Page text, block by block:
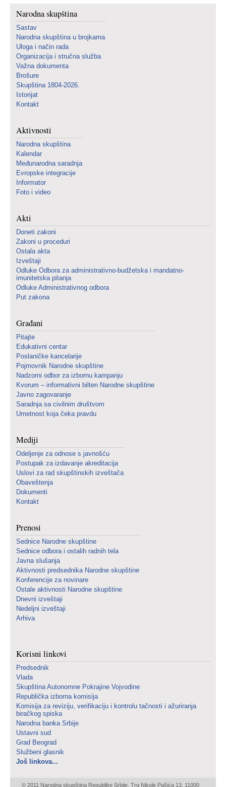
Narodna skupština
Sastav
Narodna skupština u brojkama
Uloga i način rada
Organizacija i stručna služba
Važna dokumenta
Brošure
Skupština 1804-2026.
Istorijat
Kontakt
Aktivnosti
Narodna skupština
Kalendar
Međunarodna saradnja
Evropske integracije
Informator
Foto i video
Akti
Doneti zakoni
Zakoni u proceduri
Ostala akta
Izveštaji
Odluke Odbora za administrativno-budžetska i mandatno-
imunitetska pitanja
Odluke Administrativnog odbora
Put zakona
Građani
Pitajte
Edukativni centar
Poslaničke kancelarije
Pojmovnik Narodne skupštine
Nadzorni odbor za izbornu kampanju
Kvorum – informativni bilten Narodne skupštine
Javno zagovaranje
Saradnja sa civilnim društvom
Umetnost koja čeka pravdu
Mediji
Odeljenje za odnose s javnošću
Postupak za izdavanje akreditacija
Uslovi za rad skupštinskih izveštača
Obaveštenja
Dokumenti
Kontakt
Prenosi
Sednice Narodne skupštine
Sednice odbora i ostalih radnih tela
Javna slušanja
Aktivnosti predsednika Narodne skupštine
Konferencije za novinare
Ostale aktivnosti Narodne skupštine
Dnevni izveštaji
Nedeljni izveštaji
Arhiva
Korisni linkovi
Predsednik
Vlada
Skupština Autonomne Pokrajine Vojvodine
Republička izborna komisija
Komisija za reviziju, verifikaciju i kontrolu tačnosti i ažuriranja
biračkog spiska
Narodna banka Srbije
Ustavni sud
Grad Beograd
Službeni glasnik
Još linkova...
© 2011 Narodna skupština Republike Srbije, Trg Nikole Pašića 13, 11000